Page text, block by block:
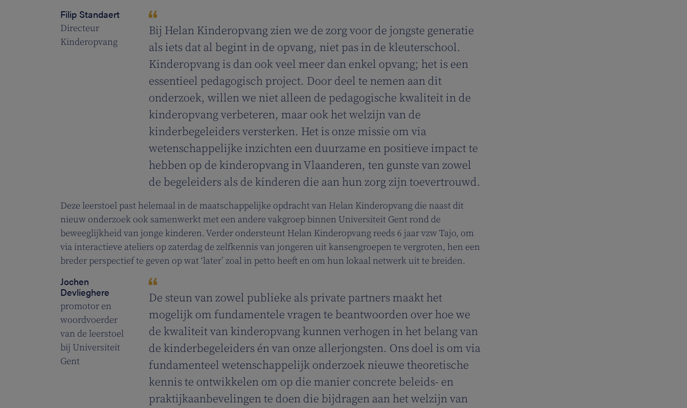
Filip Standaert
Directeur
Kinderopvang
Bij Helan Kinderopvang zien we de zorg voor de jongste generatie
als iets dat al begint in de opvang, niet pas in de kleuterschool.
Kinderopvang is dan ook veel meer dan enkel opvang; het is een
essentieel pedagogisch project. Door deel te nemen aan dit
onderzoek, willen we niet alleen de pedagogische kwaliteit in de
kinderopvang verbeteren, maar ook het welzijn van de
kinderbegeleiders versterken. Het is onze missie om via
wetenschappelijke inzichten een duurzame en positieve impact te
hebben op de kinderopvang in Vlaanderen, ten gunste van zowel
de begeleiders als de kinderen die aan hun zorg zijn toevertrouwd.
Deze leerstoel past helemaal in de maatschappelijke opdracht van Helan Kinderopvang die naast dit
nieuw onderzoek ook samenwerkt met een andere vakgroep binnen Universiteit Gent rond de
beweeglijkheid van jonge kinderen. Verder ondersteunt Helan Kinderopvang reeds 6 jaar vzw Tajo, om
via interactieve ateliers op zaterdag de zelfkennis van jongeren uit kansengroepen te vergroten, hen een
breder perspectief te geven op wat ‘later’ zoal in petto heeft en om hun lokaal netwerk uit te breiden.
Jochen
Devlieghere
promotor en
woordvoerder
van de leerstoel
bij Universiteit
Gent
De steun van zowel publieke als private partners maakt het
mogelijk om fundamentele vragen te beantwoorden over hoe we
de kwaliteit van kinderopvang kunnen verhogen in het belang van
de kinderbegeleiders én van onze allerjongsten. Ons doel is om via
fundamenteel wetenschappelijk onderzoek nieuwe theoretische
kennis te ontwikkelen om op die manier concrete beleids- en
praktijkaanbevelingen te doen die bijdragen aan het welzijn van